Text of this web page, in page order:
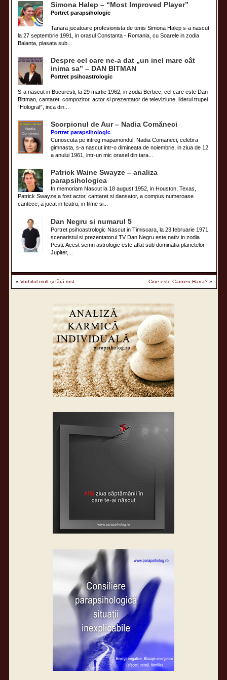
Simona Halep – “Most Improved Player”
Portret parapsihologic
Tanara jucatoare profesionista de tenis Simona Halep s-a nascut
la 27 septembrie 1991, in orasul Constanta - Romania, cu Soarele in zodia
Balanta, plasata sub...
Despre cel care ne-a dat „un inel mare cât
inima sa” – DAN BITMAN
Portret psihoastrologic
S-a nascut in Bucuresti, la 29 martie 1962, in zodia Berbec, cel care este Dan
Bittman, cantaret, compozitor, actor si prezentator de televiziune, liderul trupei
“Holograf”, inca din...
Scorpionul de Aur – Nadia Comăneci
Portret parapsihologic
Cunoscuta pe intreg mapamondul, Nadia Comaneci, celebra
gimnasta, s-a nascut intr-o dimineata de noiembrie, in ziua de 12
a anului 1961, intr-un mic orasel din tara...
Patrick Waine Swayze – analiza
parapsihologica
In memoriam Nascut la 18 august 1952, in Houston, Texas,
Patrick Swayze a fost actor, cantaret si dansator, a compus numeroase
cantece, a jucat in teatru, in filme si...
Dan Negru si numarul 5
Portret psihoastrologic Nascut in Timisoara, la 23 februarie 1971,
scenaristul si prezentatorul TV Dan Negru este nativ in zodia
Pesti. Acest semn astrologic este aflat sub dominatia planetelor
Jupiter,...
«Vorbitul mult şi fără rost Cine este Carmen Harra?»